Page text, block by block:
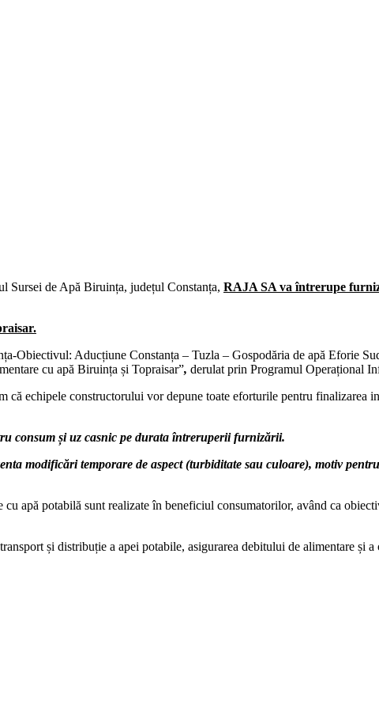
Sursei de Apă Biruința, județul Constanța, RAJA SA va întrerupe
Obiectivul: Aducțiune Constanța – Tuzla – Gospodăria de apă Eforie
cu apă Biruința și Topraisar”, derulat prin Programul Operațional
că echipele constructorului vor depune toate eforturile pentru
consum și uz casnic pe durata întreruperii furnizării.
modificări temporare de aspect (turbiditate sau culoare), motiv
apă potabilă sunt realizate în beneficiul consumatorilor, având ca
și distribuție a apei potabile, asigurarea debitului de alimentare și